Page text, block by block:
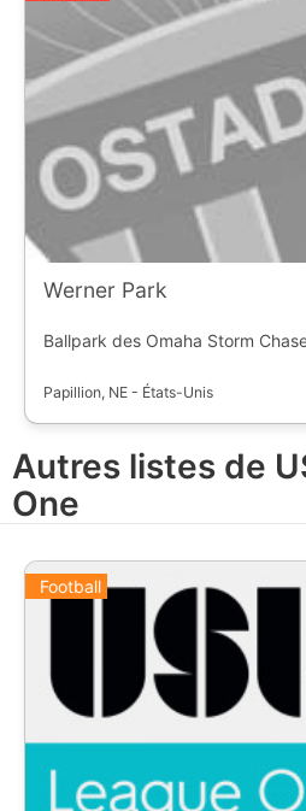
Werner Park
Ballpark des Omaha Storm
Papillion, NE - États-Unis
Autres listes de
One
Football